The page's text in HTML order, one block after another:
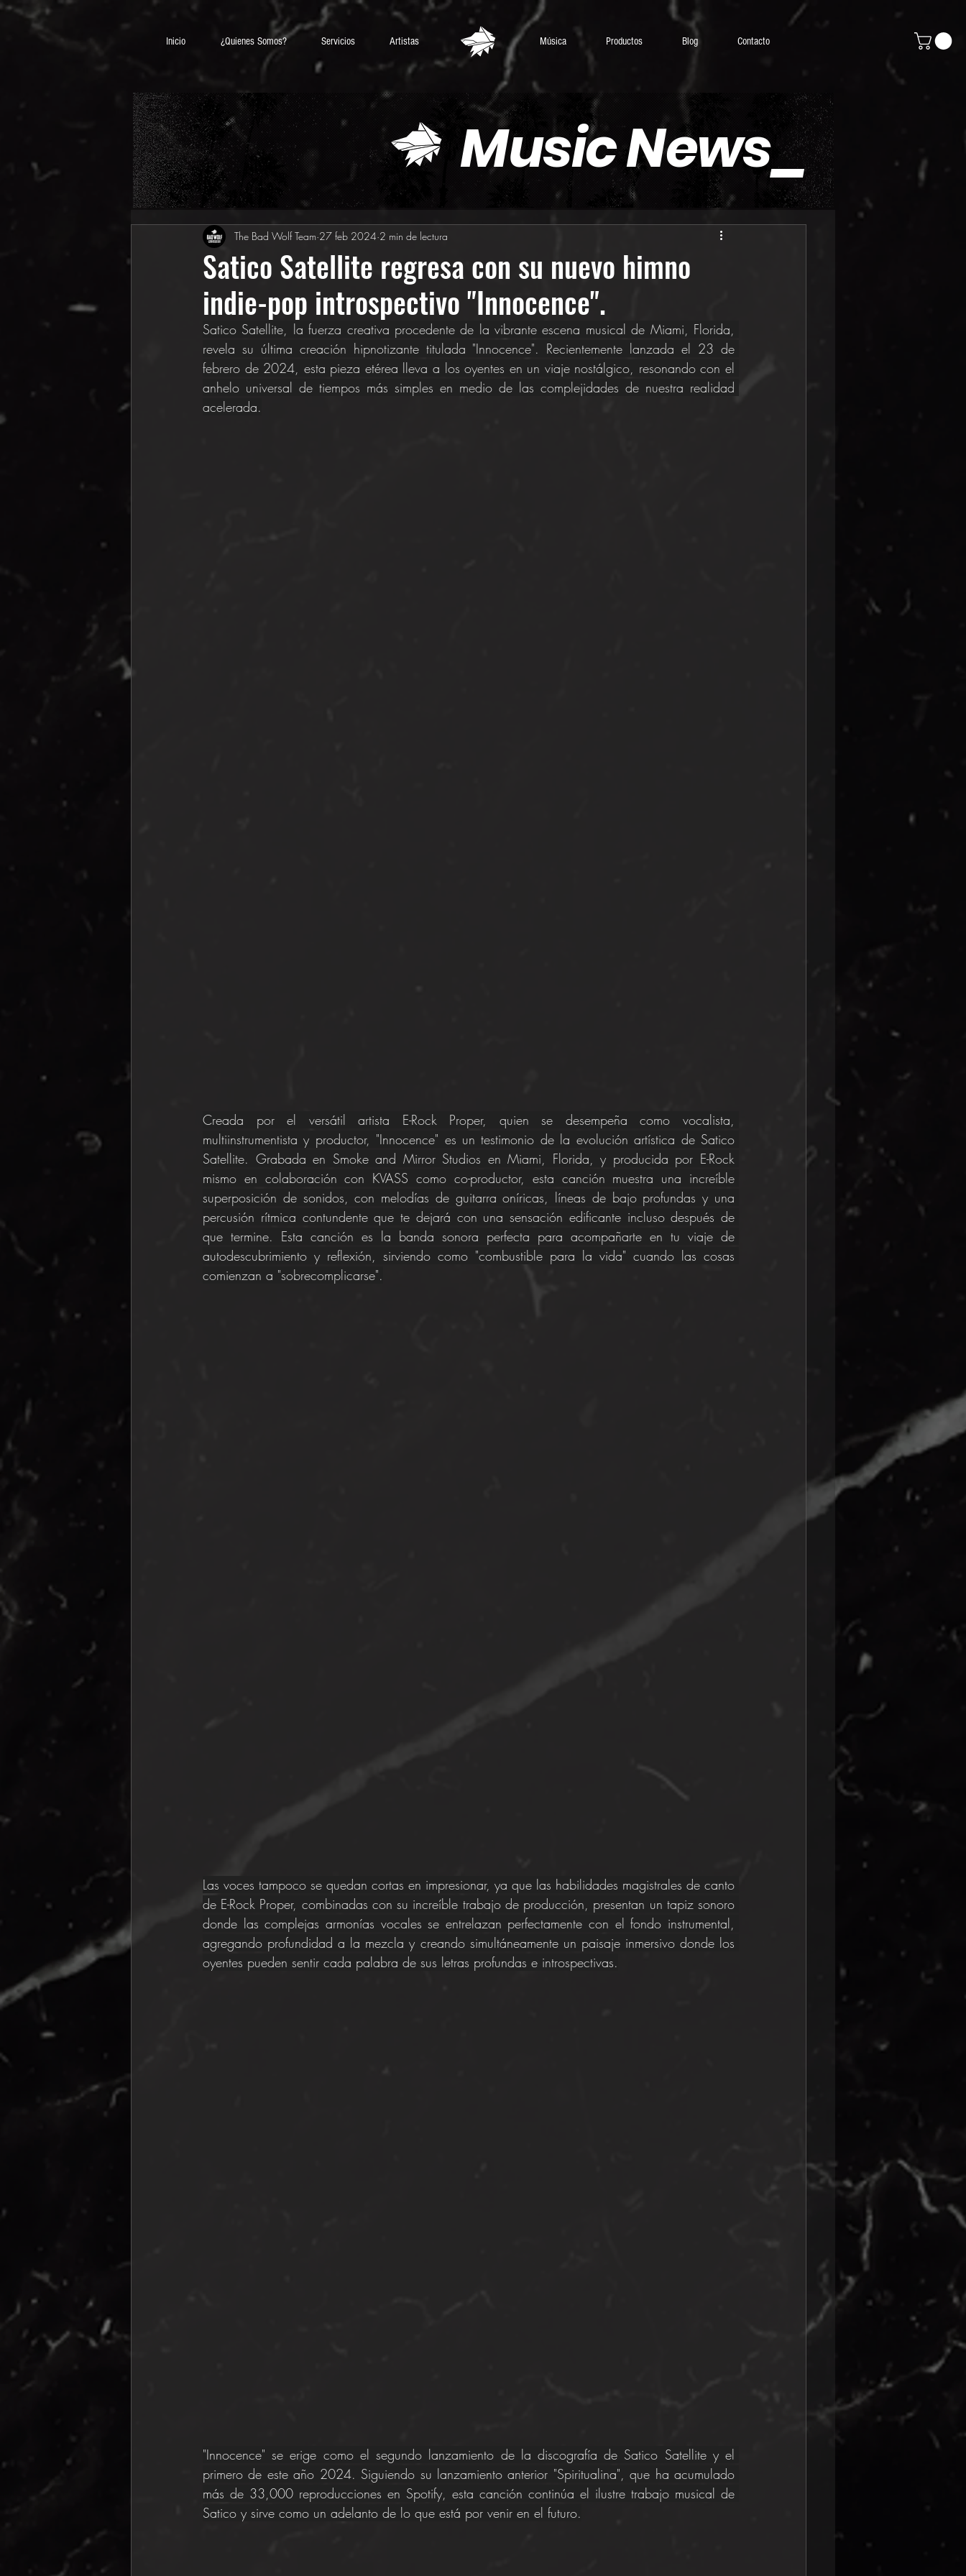
Inicio ¿Quienes Somos? Servicios Artistas Música Productos Blog Contacto
Music News_
Satico Satellite regresa con su nuevo himno
indie-pop introspectivo "Innocence".
The Bad Wolf Team 27 feb 2024 2 min de lectura
Satico Satellite, la fuerza creativa procedente de la vibrante escena musical de Miami, Florida,
revela su última creación hipnotizante titulada "Innocence". Recientemente lanzada el 23 de
febrero de 2024, esta pieza etérea lleva a los oyentes en un viaje nostálgico, resonando con el
anhelo universal de tiempos más simples en medio de las complejidades de nuestra realidad
acelerada.
Creada por el versátil artista E-Rock Proper, quien se desempeña como vocalista,
multiinstrumentista y productor, "Innocence" es un testimonio de la evolución artística de Satico
Satellite. Grabada en Smoke and Mirror Studios en Miami, Florida, y producida por E-Rock
mismo en colaboración con KVASS como co-productor, esta canción muestra una increíble
superposición de sonidos, con melodías de guitarra oníricas, líneas de bajo profundas y una
percusión rítmica contundente que te dejará con una sensación edificante incluso después de
que termine. Esta canción es la banda sonora perfecta para acompañarte en tu viaje de
autodescubrimiento y reflexión, sirviendo como "combustible para la vida" cuando las cosas
comienzan a "sobrecomplicarse".
Las voces tampoco se quedan cortas en impresionar, ya que las habilidades magistrales de canto
de E-Rock Proper, combinadas con su increíble trabajo de producción, presentan un tapiz sonoro
donde las complejas armonías vocales se entrelazan perfectamente con el fondo instrumental,
agregando profundidad a la mezcla y creando simultáneamente un paisaje inmersivo donde los
oyentes pueden sentir cada palabra de sus letras profundas e introspectivas.
"Innocence" se erige como el segundo lanzamiento de la discografía de Satico Satellite y el
primero de este año 2024. Siguiendo su lanzamiento anterior "Spiritualina", que ha acumulado
más de 33,000 reproducciones en Spotify, esta canción continúa el ilustre trabajo musical de
Satico y sirve como un adelanto de lo que está por venir en el futuro.